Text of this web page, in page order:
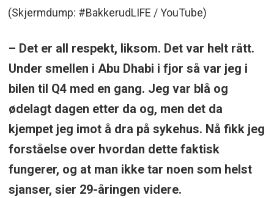
(Skjermdump: #BakkerudLIFE / YouTube)
– Det er all respekt, liksom. Det var helt rått.
Under smellen i Abu Dhabi i fjor så var jeg i
bilen til Q4 med en gang. Jeg var blå og
ødelagt dagen etter da og, men det da
kjempet jeg imot å dra på sykehus. Nå fikk jeg
forståelse over hvordan dette faktisk
fungerer, og at man ikke tar noen som helst
sjanser, sier 29-åringen videre.